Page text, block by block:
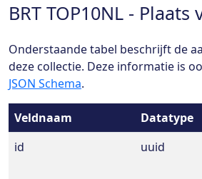
BRT TOP10NL - Plaats
Onderstaande tabel beschrijft de
deze collectie. Deze informatie is
JSON Schema.
Veldnaam Datatype
id
uuid